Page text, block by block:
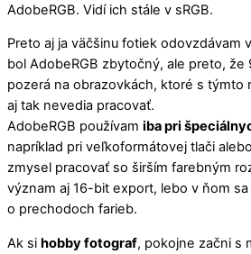
AdobeRGB. Vidí ich stále v sRGB.
Preto aj ja väčšinu fotiek odovzdávam
bol AdobeRGB zbytočný, ale preto, že
pozerá na obrazovkách, ktoré s týmto
aj tak nevedia pracovať.
AdobeRGB používam iba pri
napríklad pri veľkoformátovej tlači
zmysel pracovať so širším farebným
význam aj 16-bit export, lebo v ňom
o prechodoch farieb.
Ak si hobby fotograf, pokojne začni s